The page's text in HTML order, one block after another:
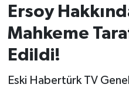
Ersoy
Mahkeme
Edildi!
Eski Habertürk TV
İvrindi
KENT GÜNDEMİ